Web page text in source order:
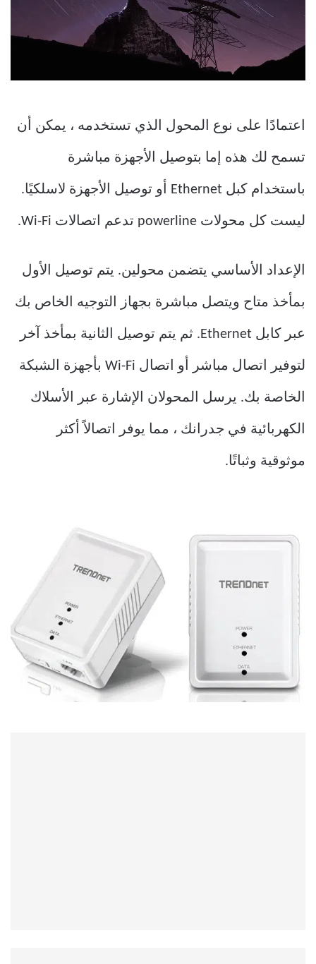
اعتمادًا على نوع المحول الذي تستخدمه ، يمكن أن
تسمح لك هذه إما بتوصيل الأجهزة مباشرة
باستخدام كبل Ethernet أو توصيل الأجهزة لاسلكيًا.
ليست كل محولات powerline تدعم اتصالات Wi-Fi.
الإعداد الأساسي يتضمن محولين. يتم توصيل الأول
بمأخذ متاح ويتصل مباشرة بجهاز التوجيه الخاص بك
عبر كابل Ethernet. ثم يتم توصيل الثانية بمأخذ آخر
لتوفير اتصال مباشر أو اتصال Wi-Fi بأجهزة الشبكة
الخاصة بك. يرسل المحولان الإشارة عبر الأسلاك
الكهربائية في جدرانك ، مما يوفر اتصالاً أكثر
موثوقية وثباتًا.